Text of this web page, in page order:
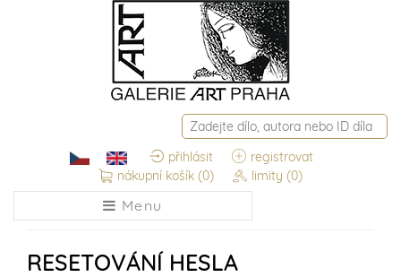
přihlásit
registrovat
nákupní košík (0) limity (0)
Menu
RESETOVÁNÍ HESLA